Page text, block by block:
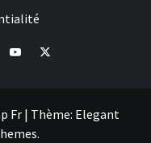
Youtube
X
Fr| Thème: Elegant
.